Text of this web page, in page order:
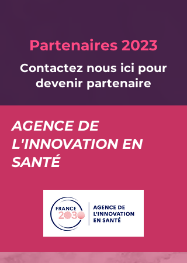
Partenaires 2023
Contactez nous ici pour
devenir partenaire
AGENCE DE
L'INNOVATION EN
SANTÉ